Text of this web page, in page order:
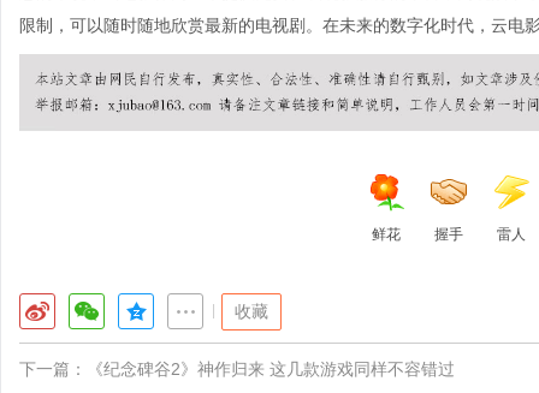
限制，可以随时随地欣赏最新的电视剧。在未来的数字化时代，云电
鲜花 握手 雷人
收藏
下一篇： 《纪念碑谷2》神作归来 这几款游戏同样不容错过